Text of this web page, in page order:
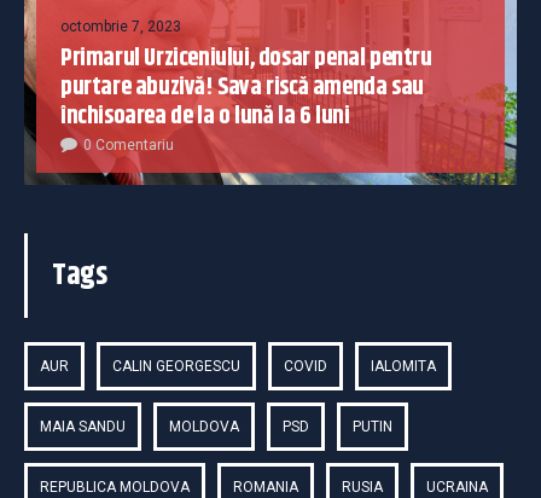
octombrie 7, 2023
Primarul Urziceniului, dosar penal pentru
purtare abuzivă! Sava riscă amenda sau
închisoarea de la o lună la 6 luni
0 Comentariu
Tags
AUR CALIN GEORGESCU COVID IALOMITA
MAIA SANDU MOLDOVA PSD PUTIN
REPUBLICA MOLDOVA ROMANIA RUSIA UCRAINA